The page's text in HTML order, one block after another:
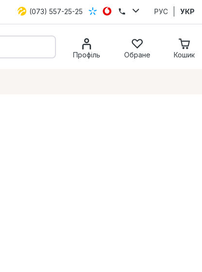
(073) 557-25-25 РУС УКР
Профіль Обране Кошик